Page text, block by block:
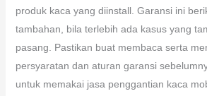
produk kaca yang diinstall. Garansi ini
tambahan, bila terlebih ada kasus yang
pasang. Pastikan buat membaca serta
persyaratan dan aturan garansi
untuk memakai jasa penggantian kaca